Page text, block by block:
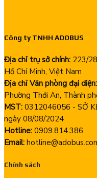
Công ty TNHH ADOBUS
Địa chỉ trụ sở chính: 223/
Hồ Chí Minh, Việt Nam
Địa chỉ Văn phòng đại diện:
Phường Thới An, Thành
MST: 0312046056 - SỞ
ngày 08/08/2024
Hotline: 0909.814.386
Email:
Chính sách